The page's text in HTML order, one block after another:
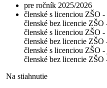
pre ročník 2025/2026
členské s licenciou ZŠO
členské bez licencie ZŠO
členské s licenciou ZŠO
členské bez licencie
členské s licenciou ZŠO
členské bez licencie
Na stiahnutie